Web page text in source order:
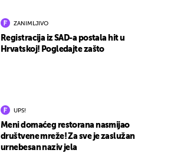
ZANIMLJIVO
Registracija iz SAD-a postala hit u
Hrvatskoj! Pogledajte zašto
UPS!
Meni domaćeg restorana nasmijao
društvene mreže! Za sve je zaslužan
urnebesan naziv jela